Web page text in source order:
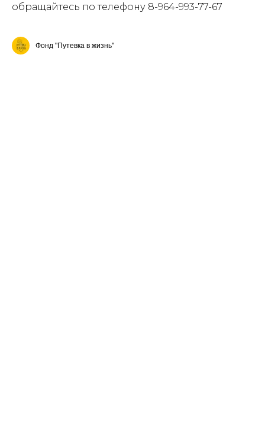
обращайтесь по телефону 8-964-993-77-67
Фонд "Путевка в жизнь"